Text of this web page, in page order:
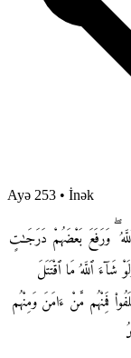
Ayə 253 • İnək
وَرَفَعَ بَعْضَهُمْ دَرَجَـٰتٍ
شَآءَ ٱللَّهُ مَا ٱقْتَتَلَ
فَمِنْهُم مَّنْ ءَامَنَ وَمِنْهُم